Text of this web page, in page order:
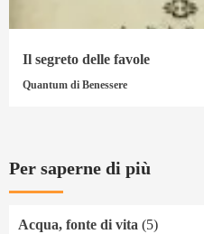
Il segreto delle favole
Quantum di Benessere
Per saperne di più
Acqua, fonte di vita (5)